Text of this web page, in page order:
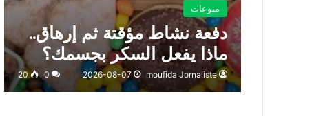
منوعات
دفعة نشاط مؤقتة ثم إرهاق..
ماذا يفعل السكر بجسمك؟
moufida Jornaliste
2026-08-07
0
20